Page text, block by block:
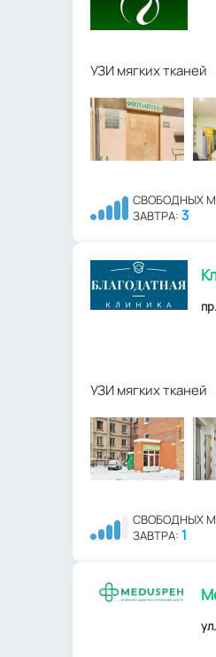
УЗИ мягких тканей
СВОБОДНЫХ
ЗАВТРА: 3
УЗИ мягких тканей
СВОБОДНЫХ
ЗАВТРА: 1